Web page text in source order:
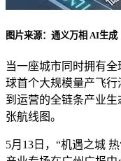
图片来源：通义万相 AI生成
当一座城市同时拥有
球首个大规模量产飞
到运营的全链条产业
张航线图。
5月13日，“机遇之城